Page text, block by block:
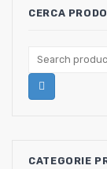
CONTATTI
WISHLIST
CERCA
CATEGORIE